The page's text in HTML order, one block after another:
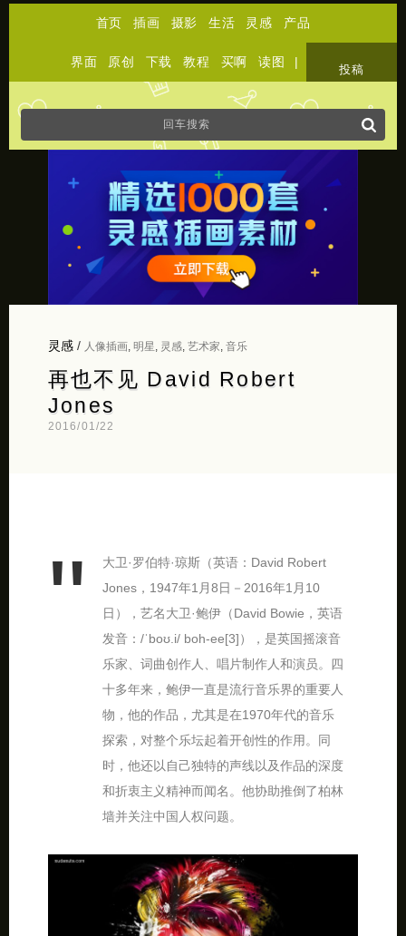
首页 插画 摄影 生活 灵感 产品
界面 原创 下载 教程 买啊 读图 |
投稿
灵感/ 人像插画, 明星 灵感, 艺术家 音乐
再也不见 David Robert
Jones
2016/01/22
大卫·罗伯特·琼斯（英语：David Robert
Jones，1947年1月8日－2016年1月10
日），艺名大卫·鲍伊（David Bowie，英语
发音：/ˈboʊ.i/ boh-ee[3]），是英国摇滚音
乐家、词曲创作人、唱片制作人和演员。四
十多年来，鲍伊一直是流行音乐界的重要人
物，他的作品，尤其是在1970年代的音乐
探索，对整个乐坛起着开创性的作用。同
时，他还以自己独特的声线以及作品的深度
和折衷主义精神而闻名。他协助推倒了柏林
墙并关注中国人权问题。